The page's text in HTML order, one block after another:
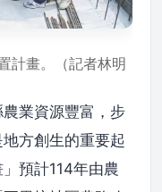
計畫。（記者林明
業資源豐富，步
方創生的重要起
預計114年由農